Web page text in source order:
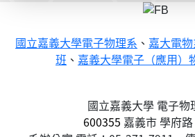
國立嘉義大學電子物理系 、 嘉大電
班 、 嘉義大學電子（應用）
國立嘉義大學 電子物
600355 嘉義市學府路